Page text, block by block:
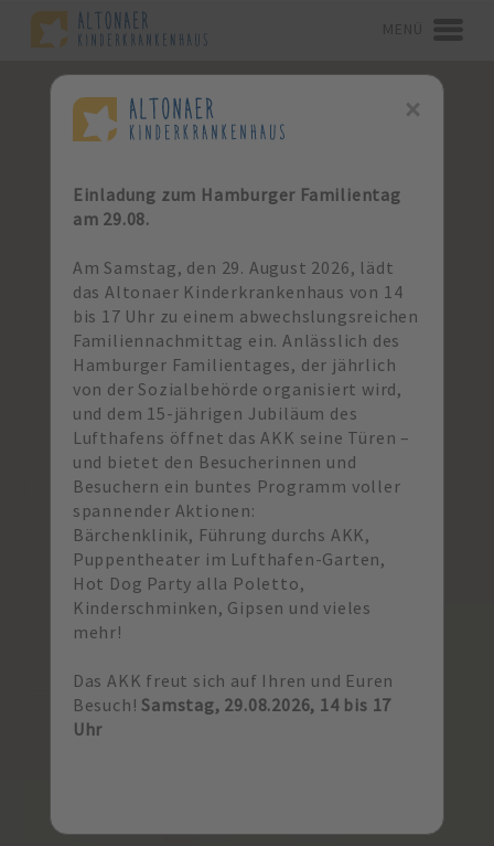
MENÜ
×
Einladung zum Hamburger Familientag
am 29.08.
Am Samstag, den 29. August 2026, lädt
das Altonaer Kinderkrankenhaus von 14
bis 17 Uhr zu einem abwechslungsreichen
Familiennachmittag ein. Anlässlich des
Hamburger Familientages, der jährlich
von der Sozialbehörde organisiert wird,
und dem 15-jährigen Jubiläum des
Lufthafens öffnet das AKK seine Türen –
und bietet den Besucherinnen und
Besuchern ein buntes Programm voller
spannender Aktionen:
Bärchenklinik, Führung durchs AKK,
Puppentheater im Lufthafen-Garten,
Hot Dog Party alla Poletto,
Kinderschminken, Gipsen und vieles
mehr!
Das AKK freut sich auf Ihren und Euren
Besuch!Samstag, 29.08.2026, 14 bis 17
Uhr